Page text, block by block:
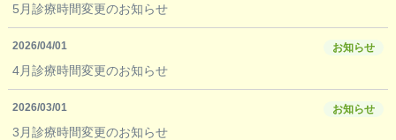
5月診療時間変更のお知らせ
2026/04/01 お知らせ
4月診療時間変更のお知らせ
2026/03/01 お知らせ
3月診療時間変更のお知らせ